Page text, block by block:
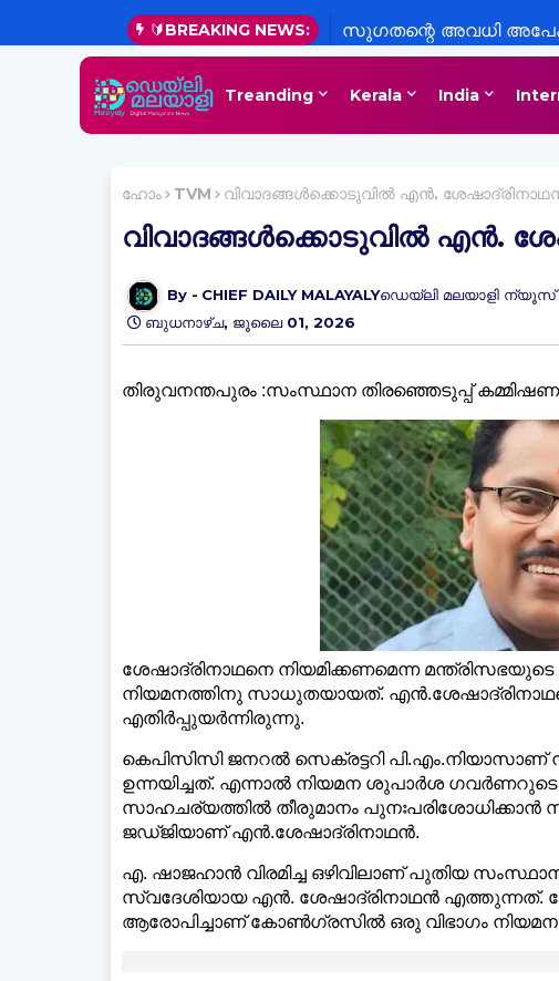
🔰BREAKING NEWS:
സുഗതന്റെ അവധി
വകുപ്പും റദ്ദാക്കി
Treanding Kerala India
ഹോം TVM വിവാദങ്ങൾക്കൊടുവിൽ എൻ.
വിവാദങ്ങൾക്കൊടുവിൽ എൻ.
CHIEF DAILY MALAYALYഡെയ്‌ലി മലയാളി
ബുധനാഴ്‌ച, ജൂലൈ 01, 2026
തിരുവനന്തപുരം :സംസ്ഥാന തിരഞ്ഞെടുപ്പ്
ശേഷാദ്രിനാഥനെ നിയമിക്കണമെന്ന
നിയമനത്തിനു സാധുതയായത്.
എതിർപ്പുയർന്നിരുന്നു.
കെപിസിസി ജനറൽ സെക്രട്ടറി പി.എം.നിയാസാണ്
ഉന്നയിച്ചത്. എന്നാൽ നിയമന ശുപാർശ ഗവർണറുടെ
സാഹചര്യത്തിൽ തീരുമാനം
ജഡ്ജിയാണ് എൻ.ശേഷാദ്രിനാഥൻ.
എ. ഷാജഹാൻ വിരമിച്ച ഒഴിവിലാണ് പുതിയ
സ്വദേശിയായ എൻ. ശേഷാദ്രിനാഥൻ എത്തുന്നത്.
ആരോപിച്ചാണ് കോൺഗ്രസിൽ ഒരു വിഭാഗം
ഡെയ്‌ലി